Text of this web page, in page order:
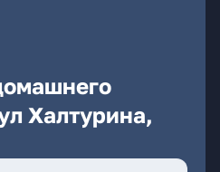
Халтурина,